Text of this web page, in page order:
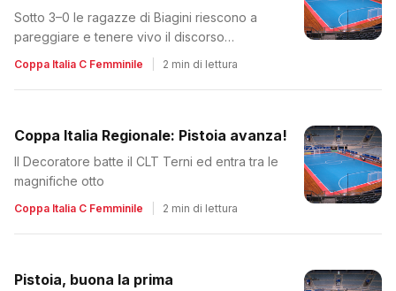
Sotto 3–0 le ragazze di Biagini riescono a
pareggiare e tenere vivo il discorso
qualificazione
Coppa Italia C Femminile 2 min di lettura
Coppa Italia Regionale: Pistoia avanza!
Il Decoratore batte il CLT Terni ed entra tra le
magnifiche otto
Coppa Italia C Femminile 2 min di lettura
Pistoia, buona la prima